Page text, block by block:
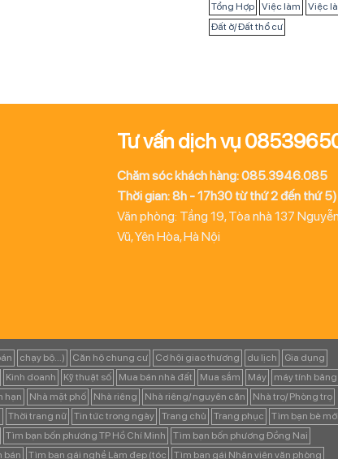
Tổng Hợp
Việc làm
Việc
Đất ở/ Đất thổ cư
Tư vấn dịch vụ
Chăm sóc khách hàng: 085.3946.085
Thời gian: 8h - 17h30 từ thứ 2 đến thứ 5)
Văn phòng: Tầng 19, Tòa nhà 137
Vũ, Yên Hòa, Hà Nội
chạy bộ...) Căn hộ chung cư Cơ hội giao thương du lịch
Gia dụng
Kinh doanh Kỹ thuật số Mua bán nhà đất Mua sắm Máy
máy tính bảng
hạn Nhà mặt phố Nhà riêng Nhà riêng/ nguyên căn
Nhà trọ/ Phòng trọ
Thời trang nữ Tin tức trong ngày Trang chủ Trang phục
Tìm bạn bè mới
Tìm bạn bốn phương TP Hồ Chí Minh
Tìm bạn bốn phương Đồng Nai
bán Tìm bạn gái nghề Làm đẹp (tóc Tìm bạn gái Nhân viên văn phòng